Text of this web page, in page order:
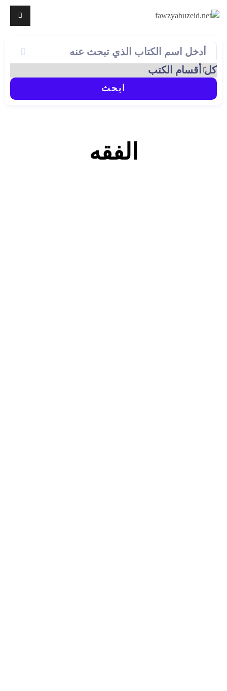
ابحث
الفقه